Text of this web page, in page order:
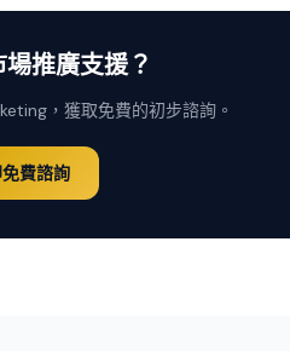
推廣支援？
，獲取免費的初步諮詢。
費諮詢